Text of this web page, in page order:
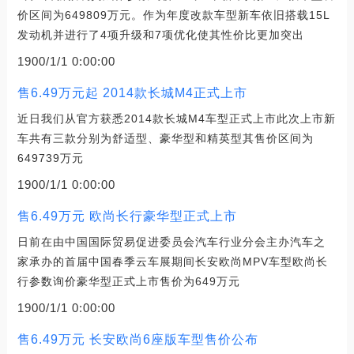
价区间为649809万元。作为年度改款车型新车依旧搭载15L
发动机并进行了4项升级和7项优化使其性价比更加突出
1900/1/1 0:00:00
售6.49万元起 2014款长城M4正式上市
近日我们从官方获悉2014款长城M4车型正式上市此次上市新
车共有三款分别为舒适型、豪华型和精英型其售价区间为
649739万元
1900/1/1 0:00:00
售6.49万元 欧尚长行豪华型正式上市
日前在由中国国际贸易促进委员会汽车行业分会主办汽车之
家承办的首届中国春季云车展期间长安欧尚MPV车型欧尚长
行参数询价豪华型正式上市售价为649万元
1900/1/1 0:00:00
售6.49万元 长安欧尚6座版车型售价公布